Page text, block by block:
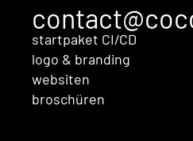
startpaket CI/CD
logo & branding
websiten
broschüren